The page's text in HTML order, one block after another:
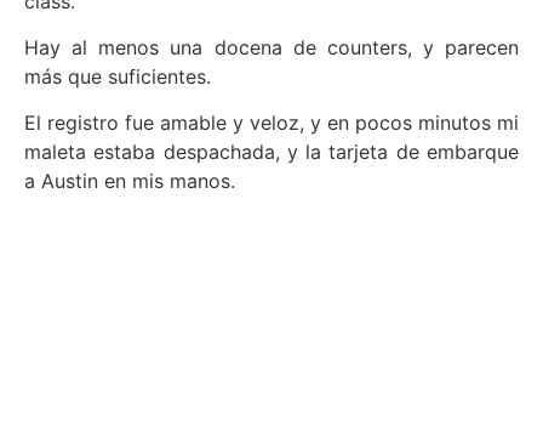
Hay al menos una docena de counters, y parecen
más que suficientes.
El registro fue amable y veloz, y en pocos minutos mi
maleta estaba despachada, y la tarjeta de embarque
a Austin en mis manos.